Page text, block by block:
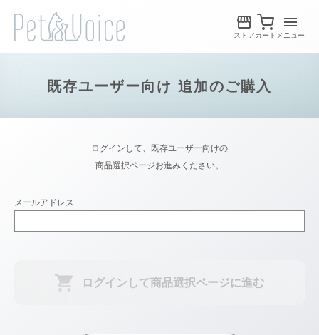
ストアカート メニュー
既存ユーザー向け 追加のご購入
ログインして、既存ユーザー向けの
商品選択ページお進みください。
メールアドレス
ログインして商品選択ページに進む